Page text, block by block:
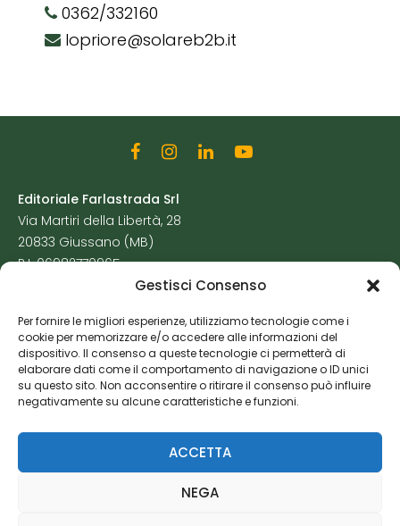
Gestisci Consenso
Per fornire le migliori esperienze, utilizziamo tecnologie come i
cookie per memorizzare e/o accedere alle informazioni del
dispositivo. Il consenso a queste tecnologie ci permetterà di
elaborare dati come il comportamento di navigazione o ID unici
su questo sito. Non acconsentire o ritirare il consenso può influire
negativamente su alcune caratteristiche e funzioni.
ACCETTA
NEGA
0362/332160
lopriore@solareb2b.it
Editoriale Farlastrada Srl
Via Martiri della Libertà, 28
20833 Giussano (MB)
P.I. 06982770965
Cookie Policy
Risorse Aggiuntive